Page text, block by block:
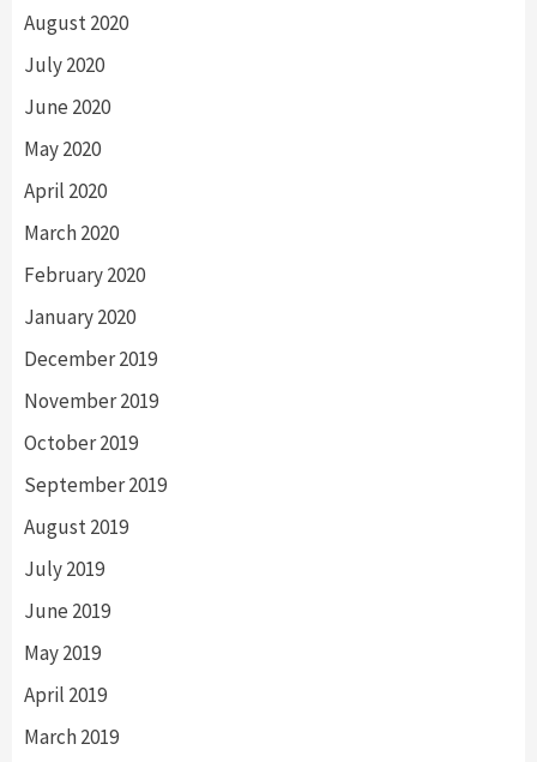
August 2020
July 2020
June 2020
May 2020
April 2020
March 2020
February 2020
January 2020
December 2019
November 2019
October 2019
September 2019
August 2019
July 2019
June 2019
May 2019
April 2019
March 2019